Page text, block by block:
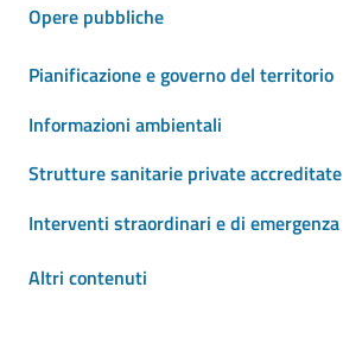
Opere pubbliche
Pianificazione e governo del territorio
Informazioni ambientali
Strutture sanitarie private accreditate
Interventi straordinari e di emergenza
Altri contenuti